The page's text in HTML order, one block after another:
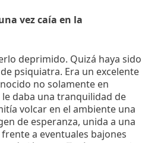
vez caía en la
deprimido. Quizá haya sido
psiquiatra. Era un excelente
no solamente en
daba una tranquilidad de
volcar en el ambiente una
de esperanza, unida a una
a eventuales bajones